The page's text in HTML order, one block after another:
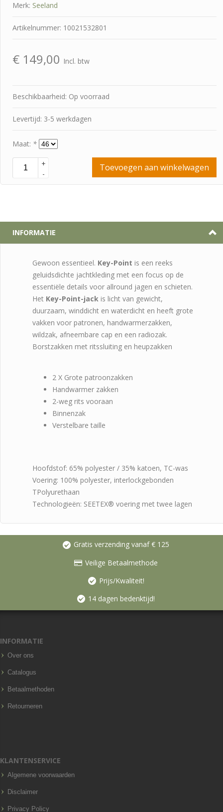
Merk: Seeland
Artikelnummer: 10021532801
€ 149,00 Incl. btw
Beschikbaarheid: Op voorraad
Levertijd: 3-5 werkdagen
Maat: *
+
-
Toevoegen aan winkelwagen
INFORMATIE
Gewoon essentieel. Key-Point is een reeks
geluidsdichte jachtkleding met een focus op de
essentiële details voor allround jagen en schieten.
Het Key-Point-jack is licht van gewicht,
duurzaam, winddicht en waterdicht en heeft grote
vakken voor patronen, handwarmerzakken,
wildzak, afneembare cap en een radiozak.
Borstzakken met ritssluiting en heupzakken
2 X Grote patroonzakken
Handwarmer zakken
2-weg rits vooraan
Binnenzak
Verstelbare taille
Hoofdstof: 65% polyester / 35% katoen, TC-was
Voering: 100% polyester, interlockgebonden
TPolyurethaan
Technologieën: SEETEX® voering met twee lagen
Gratis verzending vanaf € 125
Veilige Betaalmethode
Prijs/Kwaliteit!
14 dagen bedenktijd!
INFORMATIE
Over ons
Catalogus
Betaalmethoden
Retourneren
KLANTENSERVICE
Algemene voorwaarden
Disclaimer
Privacy Policy